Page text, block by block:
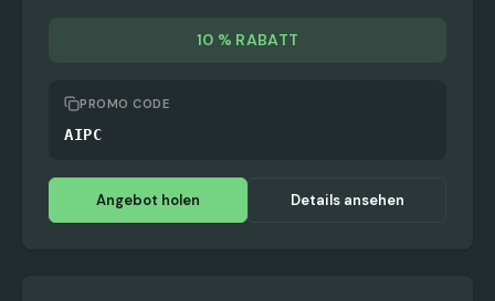
10 % RABATT
PROMO CODE
AIPC
Angebot holen Details ansehen